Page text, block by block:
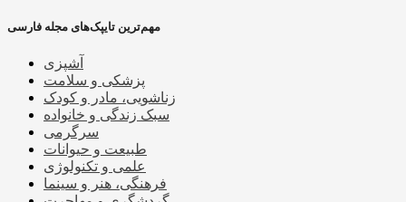
مهم‌ترین تایپک‌های مجله فارسی
آشپزی
پزشکی و سلامت
زناشویی، مادر و کودک
سبک زندگی و خانواده
سرگرمی
طبیعت و حیوانات
علمی و تکنولوژی
فرهنگی، هنر و سینما